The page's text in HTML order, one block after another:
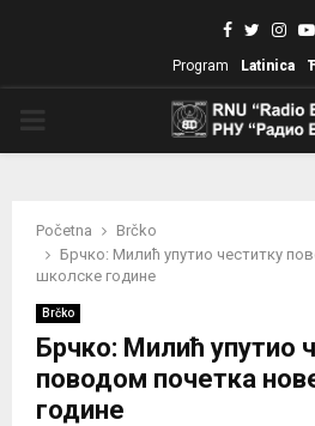
Facebook
Twitter
Program Latinica
Početna
Brčko
Брчко: Милић упутио честитку
школске године
Brčko
Брчко: Милић упутио
поводом почетка
године